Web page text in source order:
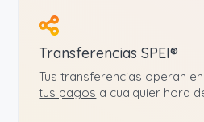
Transferencias SPEI®
Tus transferencias operan
tus pagos a cualquier hora